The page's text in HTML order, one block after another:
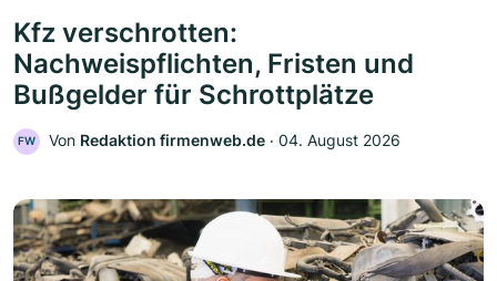
Kfz verschrotten:
Nachweispflichten, Fristen und
Bußgelder für Schrottplätze
FW Von Redaktion firmenweb.de ‧ 04. August 2026